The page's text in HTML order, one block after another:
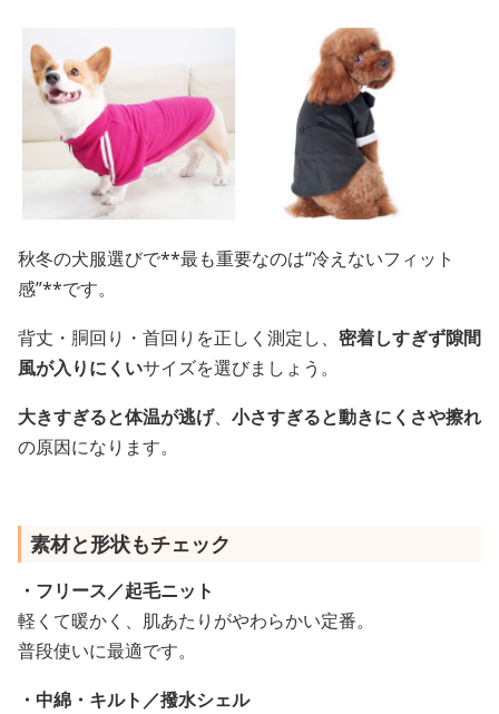
秋冬の犬服選びで**最も重要なのは“冷えないフィット
感”**です。
背丈・胴回り・首回りを正しく測定し、 密着しすぎず隙間
風が入りにくいサイズを選びましょう。
大きすぎると体温が逃げ、 小さすぎると動きにくさや擦れ
の原因になります。
素材と形状もチェック
・フリース／起毛ニット
軽くて暖かく、肌あたりがやわらかい定番。
普段使いに最適です。
・中綿・キルト／撥水シェル